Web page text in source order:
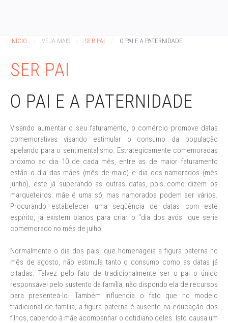
INÍCIO VEJA MAIS SER PAI O PAI E A PATERNIDADE
SER PAI
O PAI E A PATERNIDADE
Visando aumentar o seu faturamento, o comércio promove datas
comemorativas visando estimular o consumo da população
apelando para o sentimentalismo. Estrategicamente comemoradas
próximo ao dia 10 de cada mês, entre as de maior faturamento
estão o dia das mães (mês de maio) e dia dos namorados (mês
junho), este já superando as outras datas, pois como dizem os
marqueteiros: mãe é uma só, mas namorados podem ser vários.
Procurando estabelecer uma seqüência de datas com este
espírito, já existem planos para criar o "dia dos avós" que seria
comemorado no mês de julho.
Normalmente o dia dos pais, que homenageia a figura paterna no
mês de agosto, não estimula tanto o consumo como as datas já
citadas. Talvez pelo fato de tradicionalmente ser o pai o único
responsável pelo sustento da família, não dispondo ela de recursos
para presenteá-lo. Também influencia o fato que no modelo
tradicional de família, a figura paterna é ausente na educação dos
filhos, cabendo à mãe acompanhar o cotidiano deles. Isto causa um